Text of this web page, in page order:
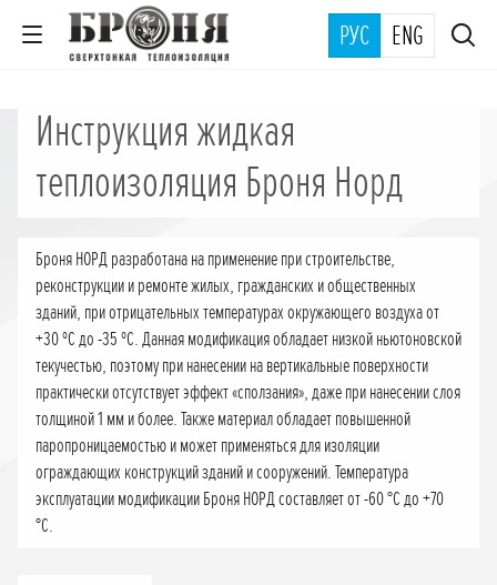
РУС ENG
Инструкция жидкая
теплоизоляция Броня Норд
Броня НОРД разработана на применение при строительстве,
реконструкции и ремонте жилых, гражданских и общественных
зданий, при отрицательных температурах окружающего воздуха от
+30 ºС до -35 ºС. Данная модификация обладает низкой ньютоновской
текучестью, поэтому при нанесении на вертикальные поверхности
практически отсутствует эффект «сползания», даже при нанесении слоя
толщиной 1 мм и более. Также материал обладает повышенной
паропроницаемостью и может применяться для изоляции
ограждающих конструкций зданий и сооружений. Температура
эксплуатации модификации Броня НОРД составляет от -60 °С до +70
°С.